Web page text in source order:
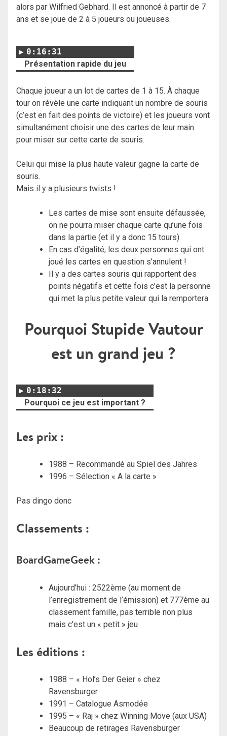
alors par Wilfried Gebhard. Il est annoncé à partir de 7
ans et se joue de 2 à 5 joueurs ou joueuses.
0:16:31
Présentation rapide du jeu
Chaque joueur a un lot de cartes de 1 à 15. À chaque
tour on révèle une carte indiquant un nombre de souris
(c’est en fait des points de victoire) et les joueurs vont
simultanément choisir une des cartes de leur main
pour miser sur cette carte de souris.
Celui qui mise la plus haute valeur gagne la carte de
souris.
Mais il y a plusieurs twists !
Les cartes de mise sont ensuite défaussée,
on ne pourra miser chaque carte qu’une fois
dans la partie (et il y a donc 15 tours)
En cas d’égalité, les deux personnes qui ont
joué les cartes en question s’annulent !
Il y a des cartes souris qui rapportent des
points négatifs et cette fois c’est la personne
qui met la plus petite valeur qui la remportera
Pourquoi Stupide Vautour
est un grand jeu ?
0:18:32
Pourquoi ce jeu est important ?
Les prix :
1988 – Recommandé au Spiel des Jahres
1996 – Sélection « A la carte »
Pas dingo donc
Classements :
BoardGameGeek :
Aujourd’hui : 2522ème (au moment de
l’enregistrement de l’émission) et 777ème au
classement famille, pas terrible non plus
mais c’est un « petit » jeu
Les éditions :
1988 – « Hol’s Der Geier » chez
Ravensburger
1991 – Catalogue Asmodée
1995 – « Raj » chez Winning Move (aux USA)
Beaucoup de retirages Ravensburger